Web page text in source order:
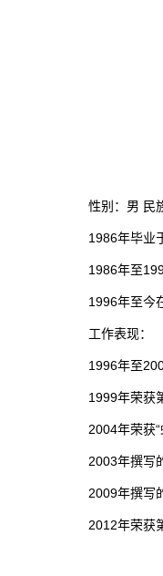
性别：男 民
1986年毕业
1986年至
1996年至今
工作表现：
1996年至
1999年荣获
2004年荣获
2003年撰写
2009年撰写
2012年荣获